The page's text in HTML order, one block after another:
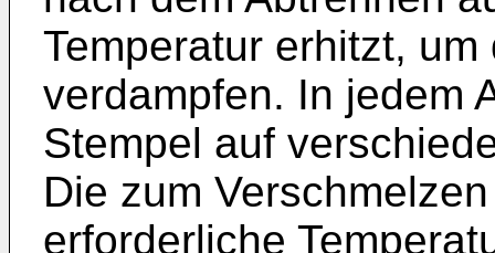
Temperatur erhitzt,
verdampfen. In jedem
Stempel auf
Die zum
erforderliche